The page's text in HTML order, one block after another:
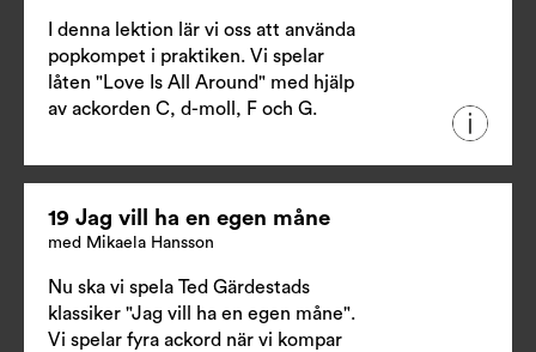
I denna lektion lär vi oss att använda
popkompet i praktiken. Vi spelar
låten "Love Is All Around" med hjälp
av ackorden C, d-moll, F och G.
19 Jag vill ha en egen måne
med Mikaela Hansson
Nu ska vi spela Ted Gärdestads
klassiker "Jag vill ha en egen måne".
Vi spelar fyra ackord när vi kompar